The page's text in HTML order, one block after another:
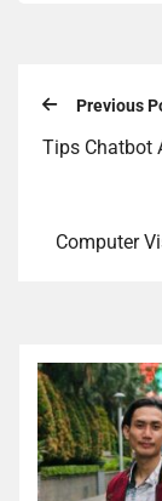
Previous
Tips Chatbot
Computer